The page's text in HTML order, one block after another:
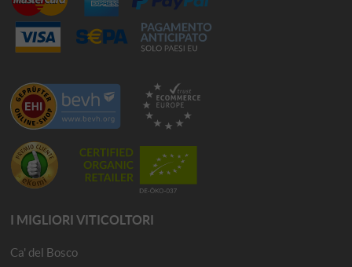
I MIGLIORI VITICOLTORI
Ca' del Bosco